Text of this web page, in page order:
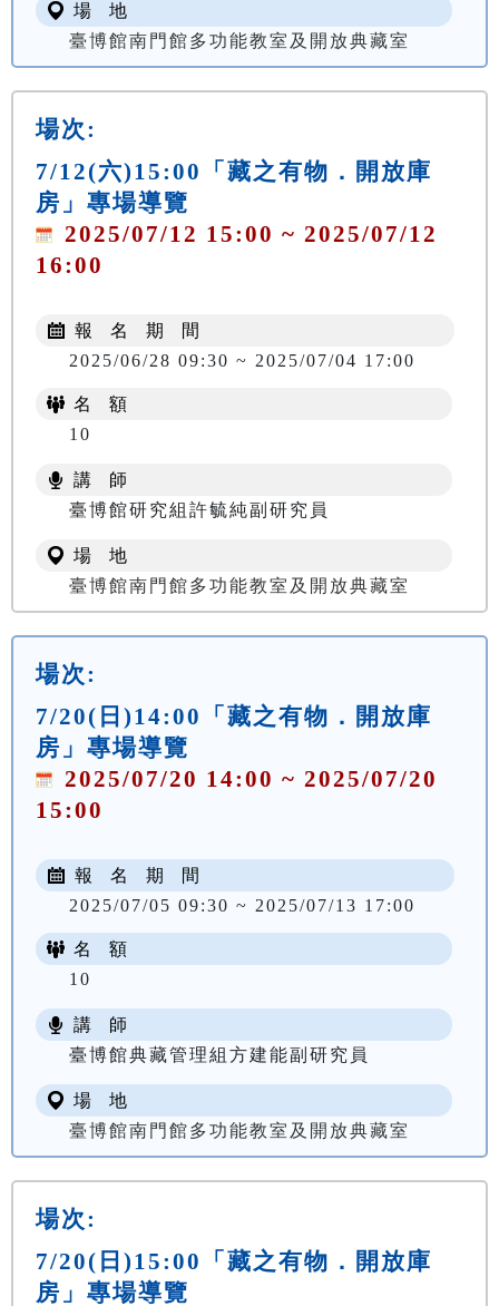
場 地
臺博館南門館多功能教室及開放典藏室
場次:
7/12(六)15:00「藏之有物．開放庫
房」專場導覽
2025/07/12 15:00 ~ 2025/07/12
16:00
報 名 期 間
2025/06/28 09:30 ~ 2025/07/04 17:00
名 額
10
講 師
臺博館研究組許毓純副研究員
場 地
臺博館南門館多功能教室及開放典藏室
場次:
7/20(日)14:00「藏之有物．開放庫
房」專場導覽
2025/07/20 14:00 ~ 2025/07/20
15:00
報 名 期 間
2025/07/05 09:30 ~ 2025/07/13 17:00
名 額
10
講 師
臺博館典藏管理組方建能副研究員
場 地
臺博館南門館多功能教室及開放典藏室
場次:
7/20(日)15:00「藏之有物．開放庫
房」專場導覽